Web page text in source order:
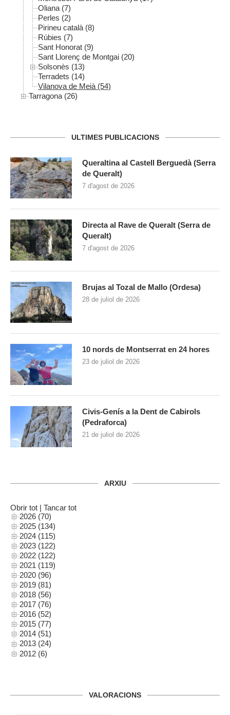
Oliana (7)
Perles (2)
Pirineu català (8)
Rúbies (7)
Sant Honorat (9)
Sant Llorenç de Montgai (20)
Solsonès (13)
Terradets (14)
Vilanova de Meià (54)
Tarragona (26)
ULTIMES PUBLICACIONS
Queraltina al Castell Berguedà (Serra
de Queralt)
7 d'agost de 2026
Directa al Rave de Queralt (Serra de
Queralt)
7 d'agost de 2026
Brujas al Tozal de Mallo (Ordesa)
28 de juliol de 2026
10 nords de Montserrat en 24 hores
23 de juliol de 2026
Civis-Genís a la Dent de Cabirols
(Pedraforca)
21 de juliol de 2026
ARXIU
Obrir tot | Tancar tot
2026 (70)
2025 (134)
2024 (115)
2023 (122)
2022 (122)
2021 (119)
2020 (96)
2019 (81)
2018 (56)
2017 (76)
2016 (52)
2015 (77)
2014 (51)
2013 (24)
2012 (6)
VALORACIONS